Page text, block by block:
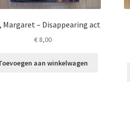
Margaret – Disappearing act
€8,00
aan winkelwagen